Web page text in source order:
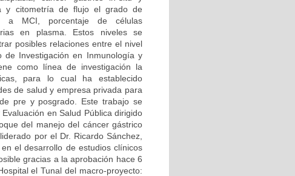
y citometría de flujo el grado de
a MCI, porcentaje de células
en plasma. Estos niveles se
posibles relaciones entre el nivel
Investigación en Inmunología y
como línea de investigación la
para lo cual ha establecido
de salud y empresa privada para
pre y posgrado. Este trabajo se
en Salud Pública dirigido
del manejo del cáncer gástrico
por el Dr. Ricardo Sánchez,
el desarrollo de estudios clínicos
gracias a la aprobación hace 6
el Tunal del macro-proyecto: